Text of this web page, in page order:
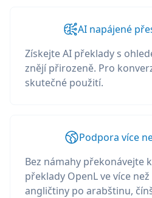
AI napájené
Získejte AI překlady s
znějí přirozeně. Pro
skutečné použití.
Podpora více
Bez námahy překonávejte
překlady OpenL ve více
angličtiny po arabštinu,